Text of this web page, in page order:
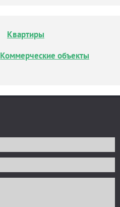
Квартиры
Коммерческие объекты